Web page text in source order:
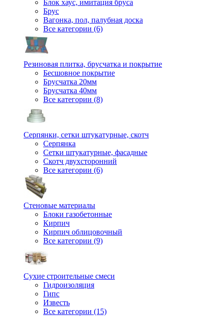
Блок хаус, имитация бруса
Брус
Вагонка, пол, палубная доска
Все категории (6)
Резиновая плитка, брусчатка и покрытие
Бесшовное покрытие
Брусчатка 20мм
Брусчатка 40мм
Все категории (8)
Серпянки, сетки штукатурные, скотч
Серпянка
Сетки штукатурные, фасадные
Скотч двухсторонний
Все категории (6)
Стеновые материалы
Блоки газобетонные
Кирпич
Кирпич облицовочный
Все категории (9)
Сухие строительные смеси
Гидроизоляция
Гипс
Известь
Все категории (15)